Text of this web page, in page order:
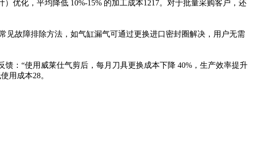
优化，平均降低 10%-15% 的加工成本1217。对于批量采购客户，还
故障排除方法，如气缸漏气可通过更换进口密封圈解决，用户无需
：“使用威莱仕气剪后，每月刀具更换成本下降 40%，生产效率提升
用成本28。